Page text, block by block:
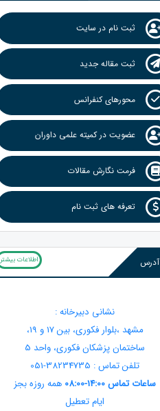
ثبت نام در سایت
ثبت مقاله جدید
محورهای کنفرانس
عضویت در کمیته علمی داوران
فرمت نگارش مقالات
تعرفه های ثبت نام
آدرس اطلاعات بیشتر
نشانی دبیرخانه :
مشهد ،بلوار فکوری، بین 17 و 19،
ساختمان پزشکان فکوری، واحد 5
تلفن تماس : 38234735-051
ساعات تماس 14:00-08:00
همه روزه بجز
ایام تعطیل